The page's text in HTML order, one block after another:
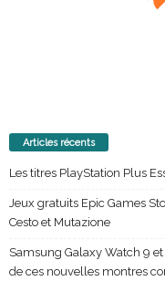
Articles récents
Les titres PlayStation Plus
Jeux gratuits Epic Games
Cesto et Mutazione
Samsung Galaxy Watch 9
de ces nouvelles montres